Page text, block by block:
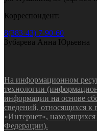
Корреспондент:
8(383-43) 7-90-60
Зубарева Анна Юрьевна
На информационном
технологии
информации на основе
сведений, относящихся к
«Интернет»,
Федерации).